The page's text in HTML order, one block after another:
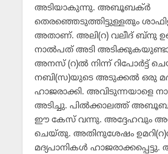
അടിയാകുന്നു. അബൂബക്ര്‍
തെരഞ്ഞെടുത്തിട്ടുള്ളതും
അതാണ്. അലി(റ) വലീദ് ബ്‌നു
നാല്‍പത് അടി
അനസ് (റ)ല്‍ നിന്ന് റിപോര്‍ട്ട്
നബി(സ)യുടെ അടുക്കല്‍ ഒരു
ഹാജരാക്കി. അവിടുന്നയാളെ
അടിച്ചു. പില്‍ക്കാലത്ത്
ഈ കേസ് വന്നു. അദ്ദേഹവും
ചെയ്തു. അതിനുശേഷം
മദ്യപാനികള്‍ ഹാജരാക്കപ്പെട്ടു.